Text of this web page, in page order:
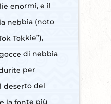
enormi, e il
nebbia (noto
Tokkie”),
di nebbia
per
deserto del